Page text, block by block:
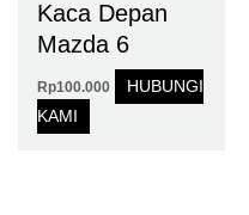
Kaca Depan
Mazda 6
Rp100.000
HUBUNGI
KAMI